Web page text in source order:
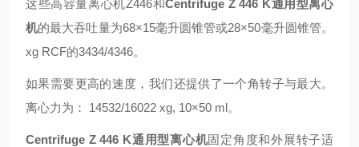
这些高容量离心机Z446和Centrifuge Z 446 K通用型离心
机的最大吞吐量为68×15毫升圆锥管或28×50毫升圆锥管。
xg RCF的3434/4346。
如果需要更高的速度，我们还提供了一个角转子与最大。
离心力为： 14532/16022 xg, 10×50 ml。
Centrifuge Z 446 K通用型离心机固定角度和外展转子适